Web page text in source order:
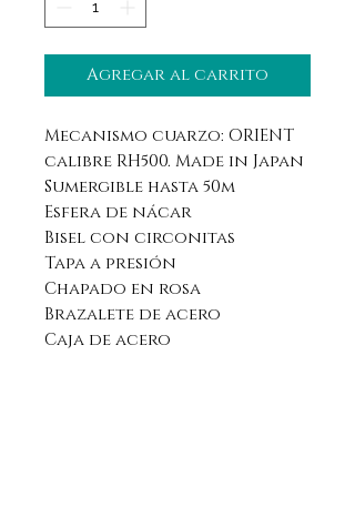
Agregar al carrito
Mecanismo cuarzo: ORIENT
calibre RH500. Made in Japan
Sumergible hasta 50m
Esfera de nácar
Bisel con circonitas
Tapa a presión
Chapado en rosa
Brazalete de acero
Caja de acero